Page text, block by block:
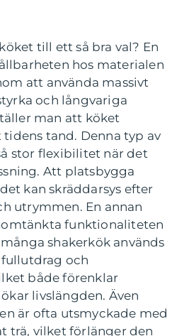
till ett så bra val? En
hos materialen
att använda massivt
och långvariga
man att köket
tand. Denna typ av
stor flexibilitet när det
Att platsbygga
kan skräddarsys efter
utrymmen. En annan
funktionaliteten
shakerkök används
fullutdrag och
både förenklar
livslängden. Även
är ofta utsmyckade med
trä, vilket förlänger den